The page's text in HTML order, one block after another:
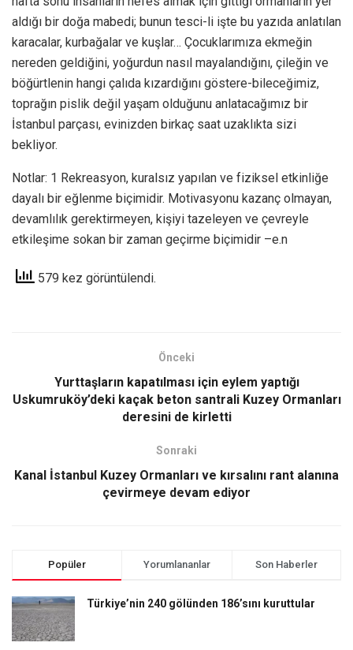
aldığı bir doğa mabedi; bunun tesci-li işte bu yazıda anlatılan
karacalar, kurbağalar ve kuşlar… Çocuklarımıza ekmeğin
nereden geldiğini, yoğurdun nasıl mayalandığını, çileğin ve
böğürtlenin hangi çalıda kızardığını göstere-bileceğimiz,
toprağın pislik değil yaşam olduğunu anlatacağımız bir
İstanbul parçası, evinizden birkaç saat uzaklıkta sizi
bekliyor.
Notlar: 1 Rekreasyon, kuralsız yapılan ve fiziksel etkinliğe
dayalı bir eğlenme biçimidir. Motivasyonu kazanç olmayan,
devamlılık gerektirmeyen, kişiyi tazeleyen ve çevreyle
etkileşime sokan bir zaman geçirme biçimidir –e.n
579 kez görüntülendi.
Önceki
Yurttaşların kapatılması için eylem yaptığı
Uskumruköy’deki kaçak beton santrali Kuzey Ormanları
deresini de kirletti
Sonraki
Kanal İstanbul Kuzey Ormanları ve kırsalını rant alanına
çevirmeye devam ediyor
Popüler Yorumlananlar Son Haberler
Türkiye’nin 240 gölünden 186’sını kuruttular